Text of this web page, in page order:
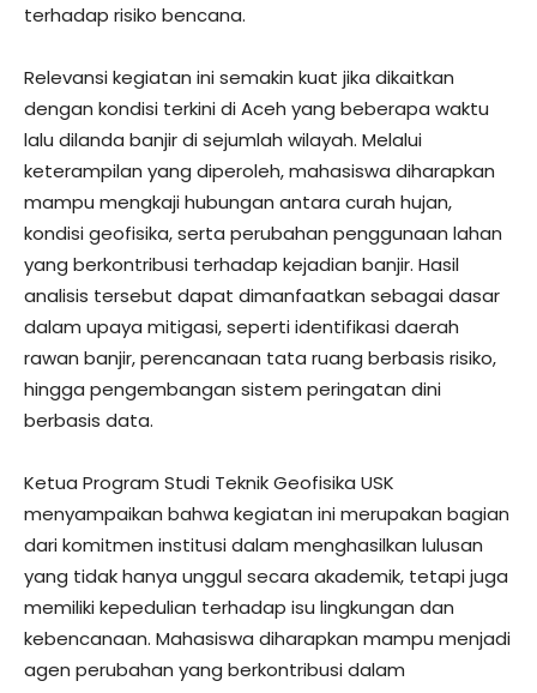
terhadap risiko bencana.
Relevansi kegiatan ini semakin kuat jika dikaitkan
dengan kondisi terkini di Aceh yang beberapa waktu
lalu dilanda banjir di sejumlah wilayah. Melalui
keterampilan yang diperoleh, mahasiswa diharapkan
mampu mengkaji hubungan antara curah hujan,
kondisi geofisika, serta perubahan penggunaan lahan
yang berkontribusi terhadap kejadian banjir. Hasil
analisis tersebut dapat dimanfaatkan sebagai dasar
dalam upaya mitigasi, seperti identifikasi daerah
rawan banjir, perencanaan tata ruang berbasis risiko,
hingga pengembangan sistem peringatan dini
berbasis data.
Ketua Program Studi Teknik Geofisika USK
menyampaikan bahwa kegiatan ini merupakan bagian
dari komitmen institusi dalam menghasilkan lulusan
yang tidak hanya unggul secara akademik, tetapi juga
memiliki kepedulian terhadap isu lingkungan dan
kebencanaan. Mahasiswa diharapkan mampu menjadi
agen perubahan yang berkontribusi dalam